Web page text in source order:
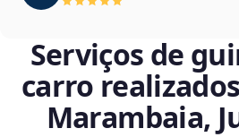
Serviços de
carro
Marambaia,